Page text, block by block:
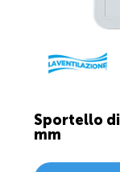
Sportello
mm